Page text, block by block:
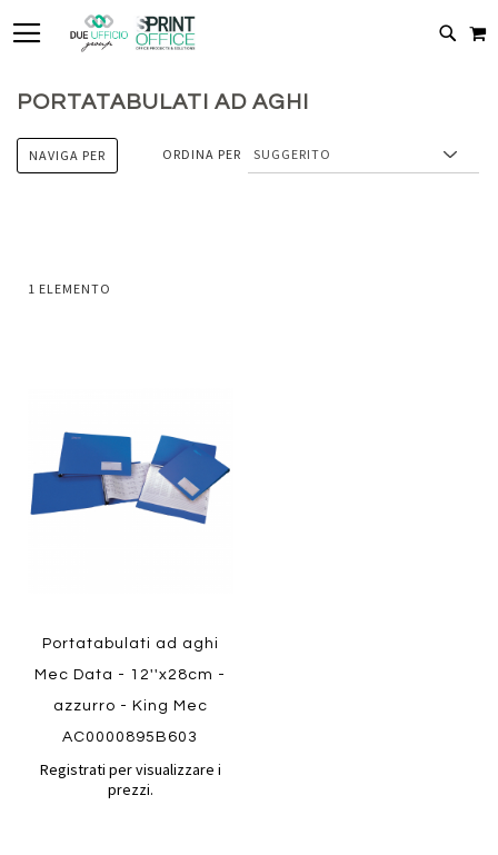
CERCA
PORTATABULATI AD AGHI
1 ELEMENTO
ORDINA PER
preferiti
Portatabulati ad aghi
Mec Data - 12''x28cm -
azzurro - King Mec
AC0000895B603
Registrati per visualizzare i
prezzi.
NAVIGA PER